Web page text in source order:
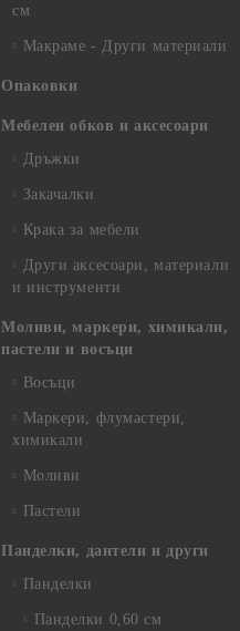
см
Макраме - Други материали
Опаковки
Мебелен обков и аксесоари
Дръжки
Закачалки
Крака за мебели
Други аксесоари, материали
и инструменти
Моливи, маркери, химикали,
пастели и восъци
Восъци
Маркери, флумастери,
химикали
Моливи
Пастели
Панделки, дантели и други
Панделки
Панделки 0,60 см